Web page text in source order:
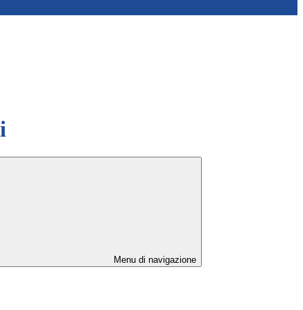
Menu di navigazione